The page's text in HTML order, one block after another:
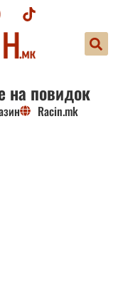
на повидок
Racin.mk